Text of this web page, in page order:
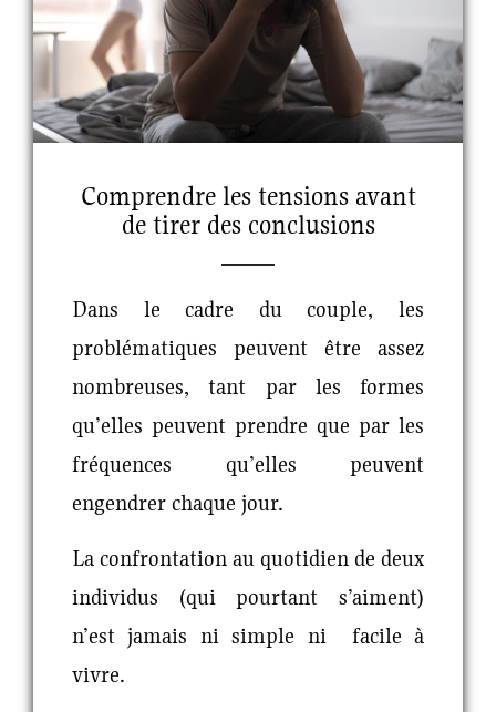
Comprendre les tensions avant
de tirer des conclusions
Dans le cadre du couple, les
problématiques peuvent être assez
nombreuses, tant par les formes
qu’elles peuvent prendre que par les
fréquences qu’elles peuvent
engendrer chaque jour.
La confrontation au quotidien de deux
individus (qui pourtant s’aiment)
n’est jamais ni simple ni facile à
vivre.